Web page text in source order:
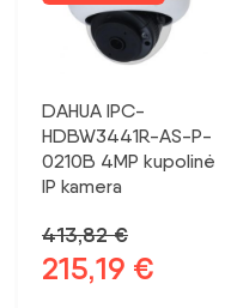
DAHUA IPC-
HDBW3441R-AS-P-
0210B 4MP kupolinė
IP kamera
413,82€
Pradinė
215,19 €